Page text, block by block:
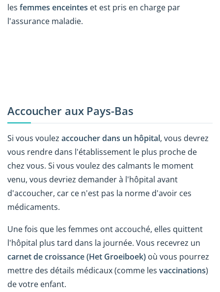
les femmes enceintes et est pris en charge par
l'assurance maladie.
Accoucher aux Pays-Bas
Si vous voulez accoucher dans un hôpital, vous devrez
vous rendre dans l'établissement le plus proche de
chez vous. Si vous voulez des calmants le moment
venu, vous devriez demander à l'hôpital avant
d'accoucher, car ce n'est pas la norme d'avoir ces
médicaments.
Une fois que les femmes ont accouché, elles quittent
l'hôpital plus tard dans la journée. Vous recevrez un
carnet de croissance (Het Groeiboek) où vous pourrez
mettre des détails médicaux (comme les vaccinations)
de votre enfant.